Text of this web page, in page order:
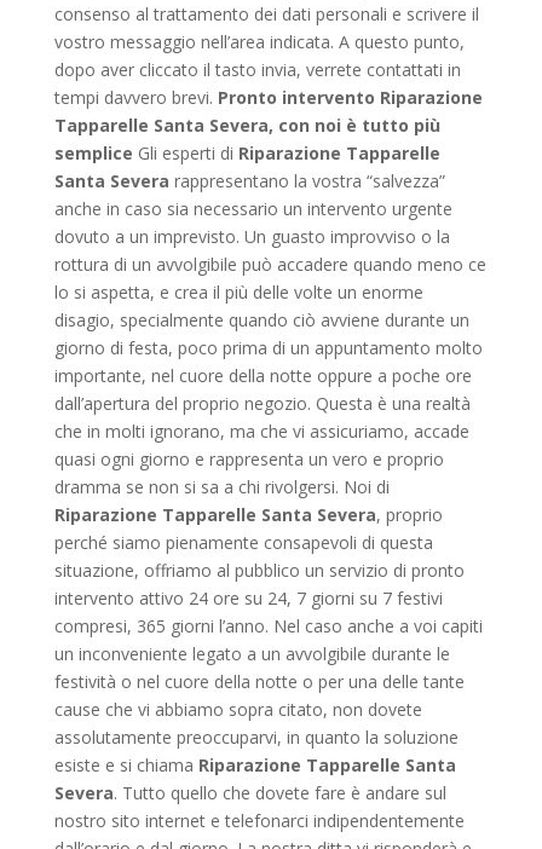
consenso al trattamento dei dati personali e scrivere il
vostro messaggio nell’area indicata. A questo punto,
dopo aver cliccato il tasto invia, verrete contattati in
tempi davvero brevi. Pronto intervento Riparazione
Tapparelle Santa Severa, con noi è tutto più
semplice Gli esperti di Riparazione Tapparelle
Santa Severa rappresentano la vostra “salvezza”
anche in caso sia necessario un intervento urgente
dovuto a un imprevisto. Un guasto improvviso o la
rottura di un avvolgibile può accadere quando meno ce
lo si aspetta, e crea il più delle volte un enorme
disagio, specialmente quando ciò avviene durante un
giorno di festa, poco prima di un appuntamento molto
importante, nel cuore della notte oppure a poche ore
dall’apertura del proprio negozio. Questa è una realtà
che in molti ignorano, ma che vi assicuriamo, accade
quasi ogni giorno e rappresenta un vero e proprio
dramma se non si sa a chi rivolgersi. Noi di
Riparazione Tapparelle Santa Severa, proprio
perché siamo pienamente consapevoli di questa
situazione, offriamo al pubblico un servizio di pronto
intervento attivo 24 ore su 24, 7 giorni su 7 festivi
compresi, 365 giorni l’anno. Nel caso anche a voi capiti
un inconveniente legato a un avvolgibile durante le
festività o nel cuore della notte o per una delle tante
cause che vi abbiamo sopra citato, non dovete
assolutamente preoccuparvi, in quanto la soluzione
esiste e si chiama Riparazione Tapparelle Santa
Severa. Tutto quello che dovete fare è andare sul
nostro sito internet e telefonarci indipendentemente